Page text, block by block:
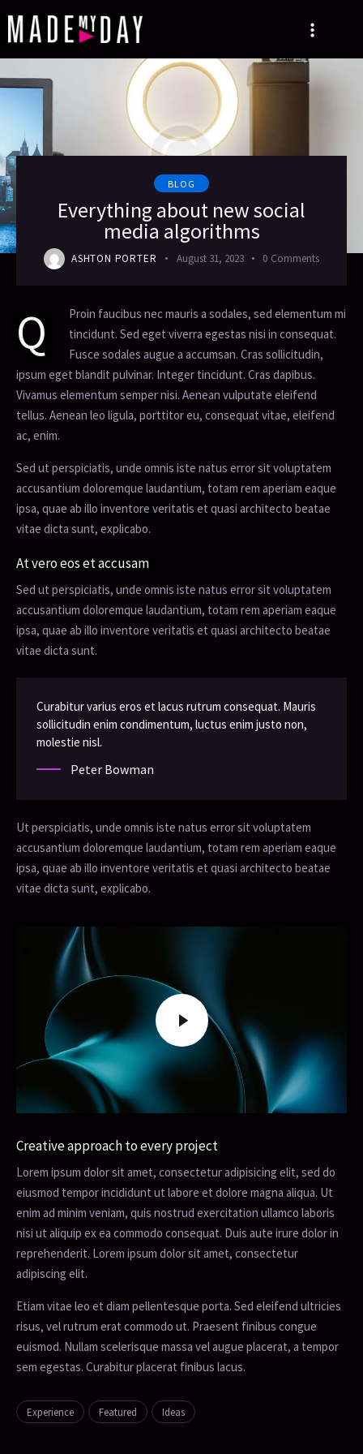
BLOG
Everything about new social
media algorithms
ASHTON PORTER August 31, 2023 0 Comments
Q
Proin faucibus nec mauris a sodales, sed elementum mi
tincidunt. Sed eget viverra egestas nisi in consequat.
Fusce sodales augue a accumsan. Cras sollicitudin,
ipsum eget blandit pulvinar. Integer tincidunt. Cras dapibus.
Vivamus elementum semper nisi. Aenean vulputate eleifend
tellus. Aenean leo ligula, porttitor eu, consequat vitae, eleifend
ac, enim.
Sed ut perspiciatis, unde omnis iste natus error sit voluptatem
accusantium doloremque laudantium, totam rem aperiam eaque
ipsa, quae ab illo inventore veritatis et quasi architecto beatae
vitae dicta sunt, explicabo.
At vero eos et accusam
Sed ut perspiciatis, unde omnis iste natus error sit voluptatem
accusantium doloremque laudantium, totam rem aperiam eaque
ipsa, quae ab illo inventore veritatis et quasi architecto beatae
vitae dicta sunt.
Curabitur varius eros et lacus rutrum consequat. Mauris
sollicitudin enim condimentum, luctus enim justo non,
molestie nisl.
Peter Bowman
Ut perspiciatis, unde omnis iste natus error sit voluptatem
accusantium doloremque laudantium, totam rem aperiam eaque
ipsa, quae ab illo inventore veritatis et quasi architecto beatae
vitae dicta sunt, explicabo.
Creative approach to every project
Lorem ipsum dolor sit amet, consectetur adipisicing elit, sed do
eiusmod tempor incididunt ut labore et dolore magna aliqua. Ut
enim ad minim veniam, quis nostrud exercitation ullamco laboris
nisi ut aliquip ex ea commodo consequat. Duis aute irure dolor in
reprehenderit. Lorem ipsum dolor sit amet, consectetur
adipiscing elit.
Etiam vitae leo et diam pellentesque porta. Sed eleifend ultricies
risus, vel rutrum erat commodo ut. Praesent finibus congue
euismod. Nullam scelerisque massa vel augue placerat, a tempor
sem egestas. Curabitur placerat finibus lacus.
Experience Featured Ideas